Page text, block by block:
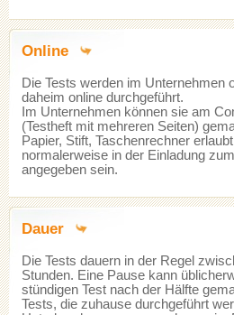
Online
Die Tests werden im Unternehmen
daheim online durchgeführt.
Im Unternehmen können sie am
(Testheft mit mehreren Seiten)
Papier, Stift, Taschenrechner
normalerweise in der Einladung
angegeben sein.
Dauer
Die Tests dauern in der Regel
Stunden. Eine Pause kann
stündigen Test nach der Hälfte
Tests, die zuhause durchgeführt